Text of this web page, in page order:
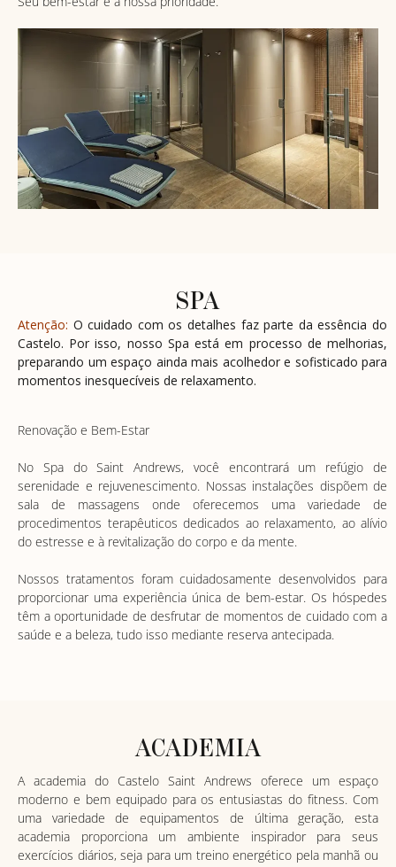
SPA
Atenção: O cuidado com os detalhes faz parte da essência do
Castelo. Por isso, nosso Spa está em processo de melhorias,
preparando um espaço ainda mais acolhedor e sofisticado para
momentos inesquecíveis de relaxamento.
Renovação e Bem-Estar
No Spa do Saint Andrews, você encontrará um refúgio de
serenidade e rejuvenescimento. Nossas instalações dispõem de
sala de massagens onde oferecemos uma variedade de
procedimentos terapêuticos dedicados ao relaxamento, ao alívio
do estresse e à revitalização do corpo e da mente.
Nossos tratamentos foram cuidadosamente desenvolvidos para
proporcionar uma experiência única de bem-estar. Os hóspedes
têm a oportunidade de desfrutar de momentos de cuidado com a
saúde e a beleza, tudo isso mediante reserva antecipada.
ACADEMIA
A academia do Castelo Saint Andrews oferece um espaço
moderno e bem equipado para os entusiastas do fitness. Com
uma variedade de equipamentos de última geração, esta
academia proporciona um ambiente inspirador para seus
exercícios diários, seja para um treino energético pela manhã ou